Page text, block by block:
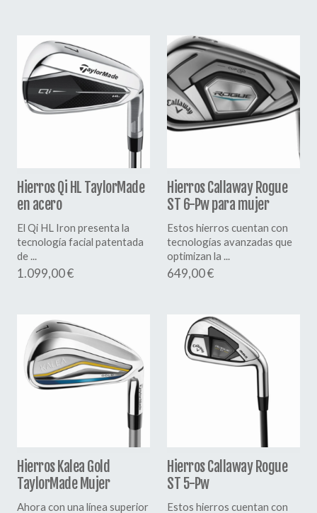
Hierros Qi HL TaylorMade
en acero
El Qi HL Iron presenta la
tecnología facial patentada
de ...
1.099,00 €
Hierros Callaway Rogue
ST 6-Pw para mujer
Estos hierros cuentan con
tecnologías avanzadas que
optimizan la ...
649,00 €
Hierros Kalea Gold
TaylorMade Mujer
Ahora con una línea superior
Hierros Callaway Rogue
ST 5-Pw
Estos hierros cuentan con